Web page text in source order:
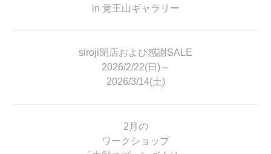
in 覚王山ギャラリー
siroji閉店および感謝SALE
2026/2/22(日)～
2026/3/14(土)
2月の
ワークショップ